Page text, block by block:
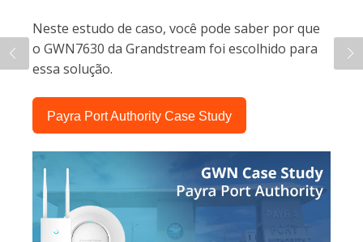
Neste estudo de caso, você pode saber por que
o GWN7630 da Grandstream foi escolhido para
essa solução.
Payra Port Authority Case Study